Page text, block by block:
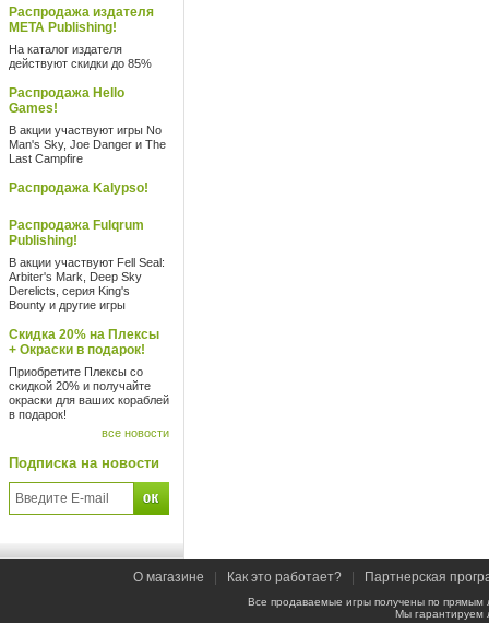
Распродажа издателя
META Publishing!
На каталог издателя
действуют скидки до 85%
Распродажа Hello
Games!
В акции участвуют игры No
Man's Sky, Joe Danger и The
Last Campfire
Распродажа Kalypso!
Распродажа Fulqrum
Publishing!
В акции участвуют Fell Seal:
Arbiter's Mark, Deep Sky
Derelicts, серия King's
Bounty и другие игры
Скидка 20% на Плексы
+ Окраски в подарок!
Приобретите Плексы со
скидкой 20% и получайте
окраски для ваших кораблей
в подарок!
все новости
Подписка на новости
О магазине Как это работает? Партнерская
Все продаваемые игры получены по
Мы гарантируем